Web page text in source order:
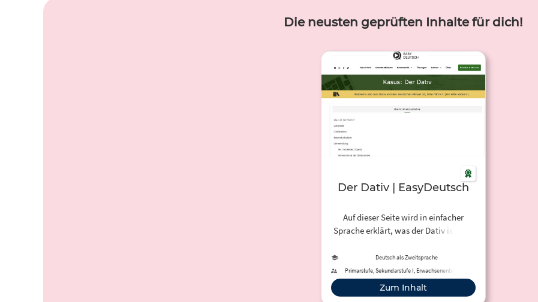
Die neusten geprüften Inhalte für dich!
Der Dativ | EasyDeutsch
Auf dieser Seite wird in einfacher
Sprache erklärt, was der Dativ ist, wie
ihn benutzt.
Deutsch als Zweitsprache
Primarstufe, Sekundarstufe I, Erwachsenenbildung
Zum Inhalt